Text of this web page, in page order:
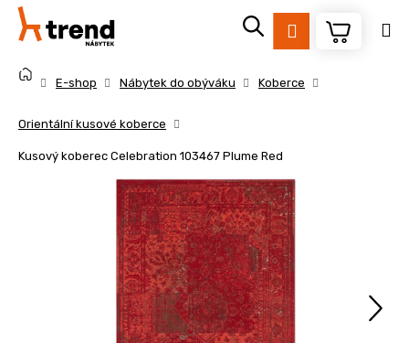
Přejít
obsah
Přihlášení
E-shop Nábytek do obýváku Koberce
Orientální kusové koberce
Kusový koberec Celebration 103467 Plume Red